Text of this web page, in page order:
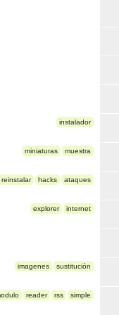
instalador
miniaturas muestra
reinstalar hacks ataques
explorer internet
imagenes sustitución
reader rss simple